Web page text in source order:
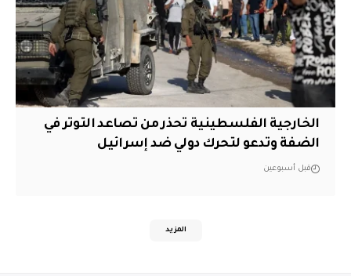
الخارجية الفلسطينية تحذر من تصاعد التوتر في
الضفة وتدعو لتحرك دولي ضد إسرائيل
قبل أسبوعين
المزيد